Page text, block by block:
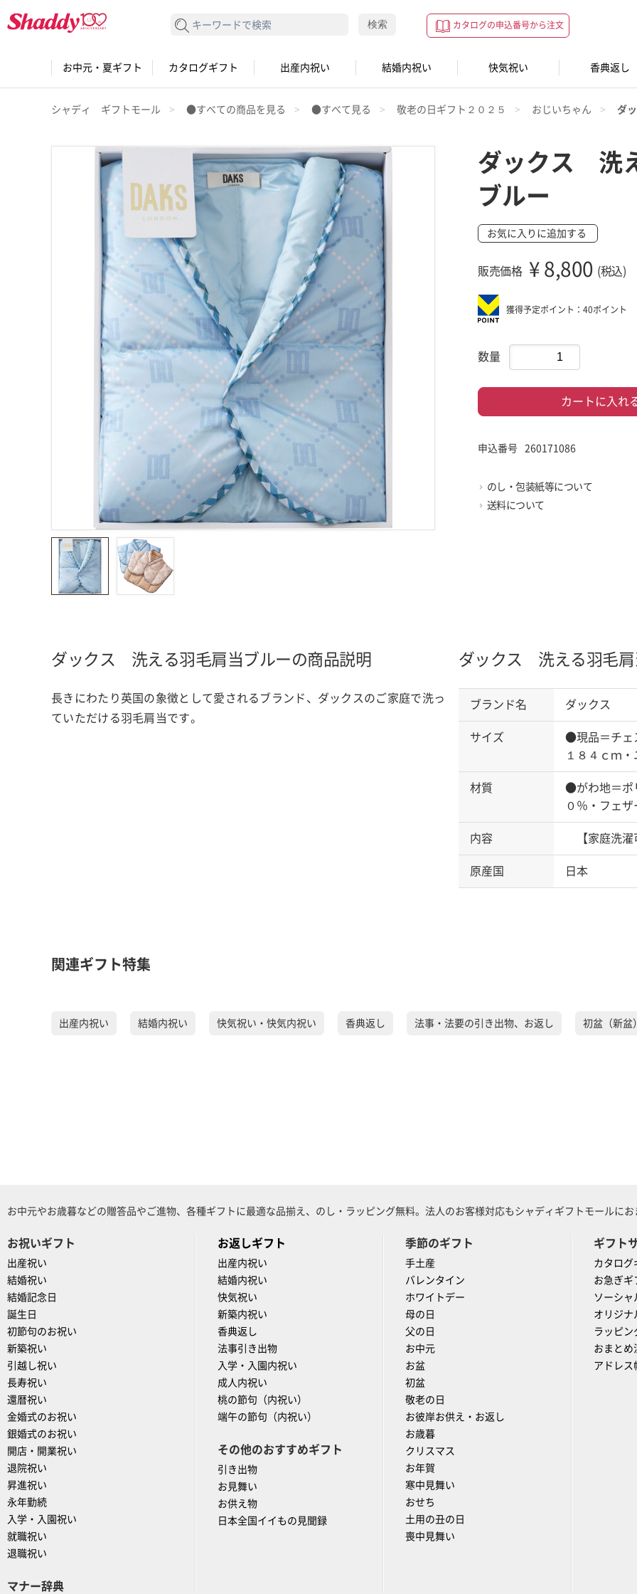
カタログの申込番号から注文
検索する 検索
お中元・夏ギフト カタログギフト 出産内祝い 結婚内祝い 快気祝い 香典返し
シャディ ギフトモール ●すべての商品を見る ●すべて見る 敬老の日ギフト２０２５ おじいちゃん ダ
ダックス 洗
ブルー
お気に入りに追加する
販売価格 ¥ 8,800 (税込)
獲得予定ポイント：40ポイント
数量
カートに入れ
申込番号 260171086
のし・包装紙等について
送料について
ダックス 洗える羽毛肩当 ブルーの商品説明
長きにわたり英国の象徴として愛されるブランド、ダックスのご家庭で洗っ
ていただける羽毛肩当です。
ダックス 洗える羽毛肩
ブランド名 ダックス
サイズ
●現品＝チェ
１８４ｃｍ
材質
●がわ地＝ポ
０％・フェ
内容 【家庭洗濯
原産国 日本
関連ギフト特集
出産内祝い 結婚内祝い 快気祝い・快気内祝い 香典返し 法事・法要の引き出物、お返し 初盆（新盆
お中元やお歳暮などの贈答品やご進物、各種ギフトに最適な品揃え、のし・ラッピング無料。法人のお客様対応もシャディギフトモールに
お祝いギフト
出産祝い
結婚祝い
結婚記念日
誕生日
初節句のお祝い
新築祝い
引越し祝い
長寿祝い
還暦祝い
金婚式のお祝い
銀婚式のお祝い
開店・開業祝い
退院祝い
昇進祝い
永年勤続
入学・入園祝い
就職祝い
退職祝い
マナー辞典
お返しギフト
出産内祝い
結婚内祝い
快気祝い
新築内祝い
香典返し
法事引き出物
入学・入園内祝い
成人内祝い
桃の節句（内祝い）
端午の節句（内祝い）
その他のおすすめギフト
引き出物
お見舞い
お供え物
日本全国イイもの見聞録
季節のギフト
手土産
バレンタイン
ホワイトデー
母の日
父の日
お中元
お盆
初盆
敬老の日
お彼岸お供え・お返し
お歳暮
クリスマス
お年賀
寒中見舞い
おせち
土用の丑の日
喪中見舞い
ギフト
カタログ
お急ぎギ
ソーシャ
オリジナ
ラッピン
おまとめ
アドレス